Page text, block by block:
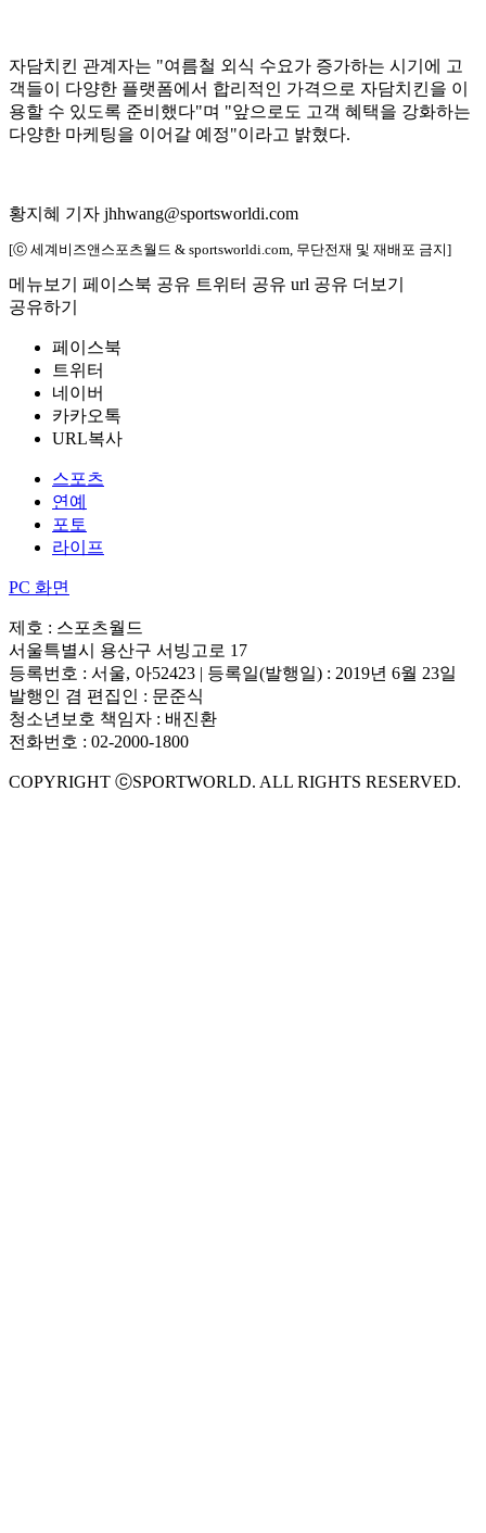
자담치킨 관계자는 "여름철 외식 수요가 증가하는 시기에 고
객들이 다양한 플랫폼에서 합리적인 가격으로 자담치킨을 이
용할 수 있도록 준비했다"며 "앞으로도 고객 혜택을 강화하는
다양한 마케팅을 이어갈 예정"이라고 밝혔다.
황지혜 기자 jhhwang@sportsworldi.com
[ⓒ 세계비즈앤스포츠월드 & sportsworldi.com, 무단전재 및 재배포 금지]
메뉴보기 페이스북 공유 트위터 공유 url 공유 더보기
공유하기
페이스북
트위터
네이버
카카오톡
URL복사
스포츠
연예
포토
라이프
PC 화면
제호 : 스포츠월드
서울특별시 용산구 서빙고로 17
등록번호 : 서울, 아52423 | 등록일(발행일) : 2019년 6월 23일
발행인 겸 편집인 : 문준식
청소년보호 책임자 : 배진환
전화번호 : 02-2000-1800
COPYRIGHT ⓒSPORTWORLD. ALL RIGHTS RESERVED.